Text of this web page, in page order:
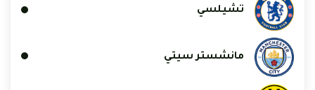
تشيلسي
مانشستر سيتي